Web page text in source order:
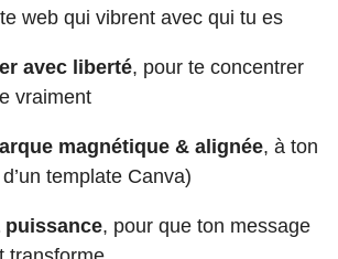
web qui vibrent avec qui tu es
avec liberté, pour te concentrer
vraiment
magnétique & alignée, à ton
template Canva)
, pour que ton message